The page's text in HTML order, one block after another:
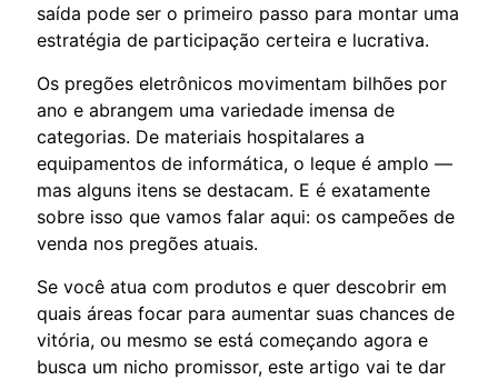
saída pode ser o primeiro passo para montar uma
estratégia de participação certeira e lucrativa.
Os pregões eletrônicos movimentam bilhões por
ano e abrangem uma variedade imensa de
categorias. De materiais hospitalares a
equipamentos de informática, o leque é amplo —
mas alguns itens se destacam. E é exatamente
sobre isso que vamos falar aqui: os campeões de
venda nos pregões atuais.
Se você atua com produtos e quer descobrir em
quais áreas focar para aumentar suas chances de
vitória, ou mesmo se está começando agora e
busca um nicho promissor, este artigo vai te dar